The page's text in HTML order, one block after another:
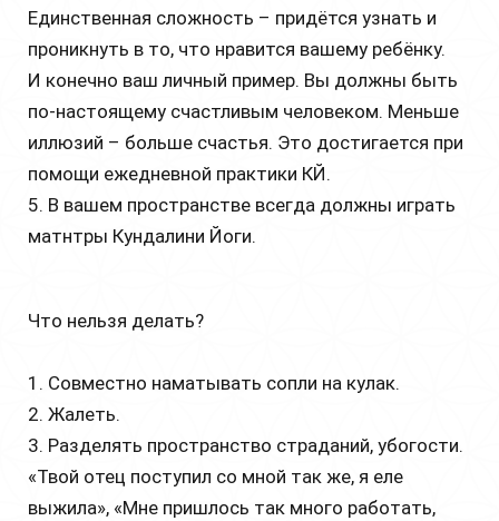
Единственная сложность – придётся узнать и
проникнуть в то, что нравится вашему ребёнку.
И конечно ваш личный пример. Вы должны быть
по-настоящему счастливым человеком. Меньше
иллюзий – больше счастья. Это достигается при
помощи ежедневной практики КЙ.
5. В вашем пространстве всегда должны играть
матнтры Кундалини Йоги.
Что нельзя делать?
1. Совместно наматывать сопли на кулак.
2. Жалеть.
3. Разделять пространство страданий, убогости.
«Твой отец поступил со мной так же, я еле
выжила», «Мне пришлось так много работать,